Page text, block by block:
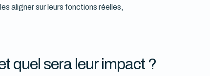
aligner sur leurs fonctions réelles,
quel sera leur impact ?